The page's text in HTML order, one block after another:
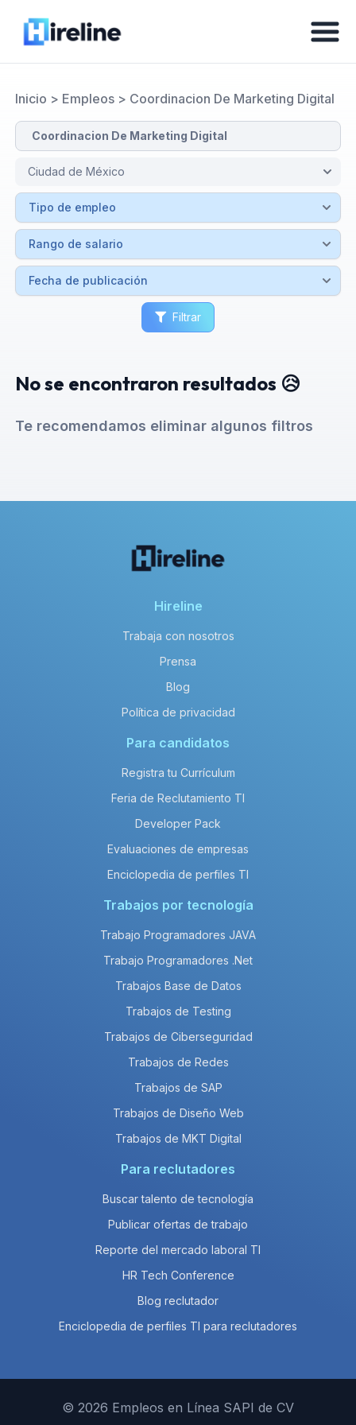
Inicio > Empleos> Coordinacion De Marketing Digital
Filtrar
No se encontraron resultados 😥
Te recomendamos eliminar algunos filtros
Hireline
Trabaja con nosotros
Prensa
Blog
Política de privacidad
Para candidatos
Registra tu Currículum
Feria de Reclutamiento TI
Developer Pack
Evaluaciones de empresas
Enciclopedia de perfiles TI
Trabajos por tecnología
Trabajo Programadores JAVA
Trabajo Programadores .Net
Trabajos Base de Datos
Trabajos de Testing
Trabajos de Ciberseguridad
Trabajos de Redes
Trabajos de SAP
Trabajos de Diseño Web
Trabajos de MKT Digital
Para reclutadores
Buscar talento de tecnología
Publicar ofertas de trabajo
Reporte del mercado laboral TI
HR Tech Conference
Blog reclutador
Enciclopedia de perfiles TI para reclutadores
© 2026 Empleos en Línea SAPI de CV